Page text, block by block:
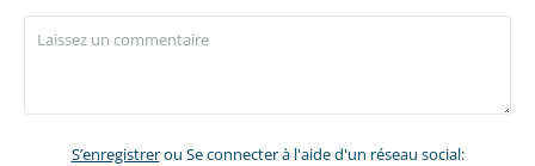
S’enregistrerou Se connecter à l'aide d'un réseau social: